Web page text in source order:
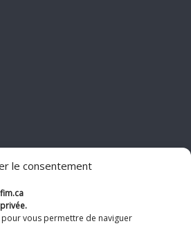
le consentement
vous permettre de naviguer
CFIM